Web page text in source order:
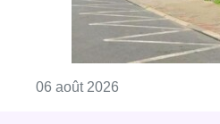
06 août 2026